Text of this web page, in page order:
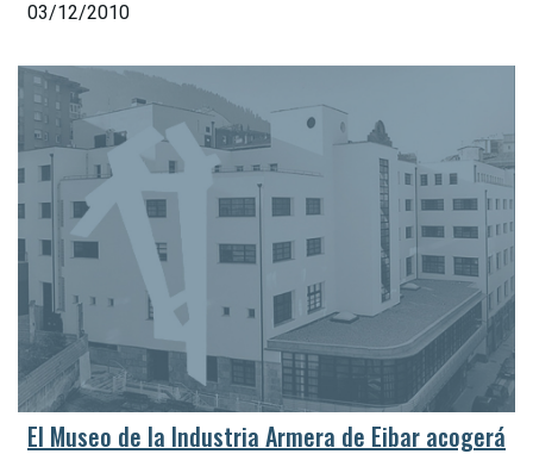
03/12/2010
El Museo de la Industria Armera de Eibar acogerá